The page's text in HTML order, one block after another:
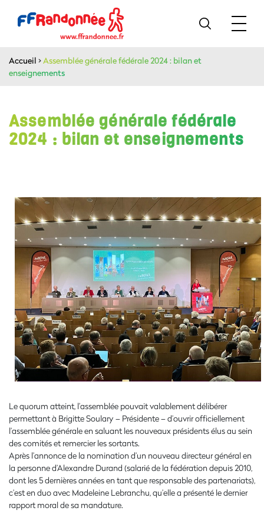
Accueil >Assemblée générale fédérale 2024 : bilan et
enseignements
Assemblée générale fédérale
2024 : bilan et enseignements
Le quorum atteint, l’assemblée pouvait valablement délibérer
permettant à Brigitte Soulary – Présidente – d’ouvrir officiellement
l’assemblée générale en saluant les nouveaux présidents élus au sein
des comités et remercier les sortants.
Après l’annonce de la nomination d’un nouveau directeur général en
la personne d’Alexandre Durand (salarié de la fédération depuis 2010,
dont les 5 dernières années en tant que responsable des partenariats),
c’est en duo avec Madeleine Lebranchu, qu’elle a présenté le dernier
rapport moral de sa mandature.